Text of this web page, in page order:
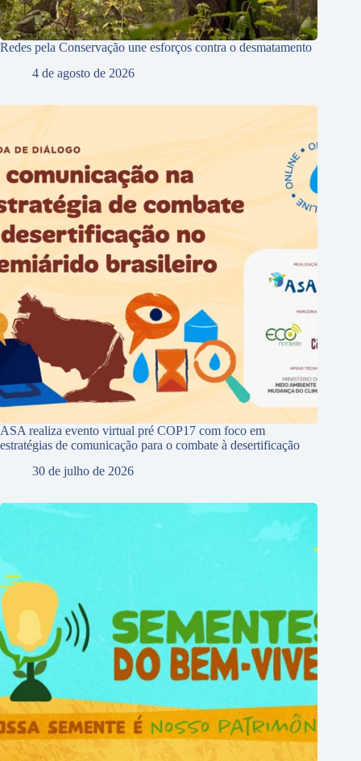
Redes pela Conservação une esforços contra o desmatamento
4 de agosto de 2026
ASA realiza evento virtual pré COP17 com foco em
estratégias de comunicação para o combate à desertificação
30 de julho de 2026